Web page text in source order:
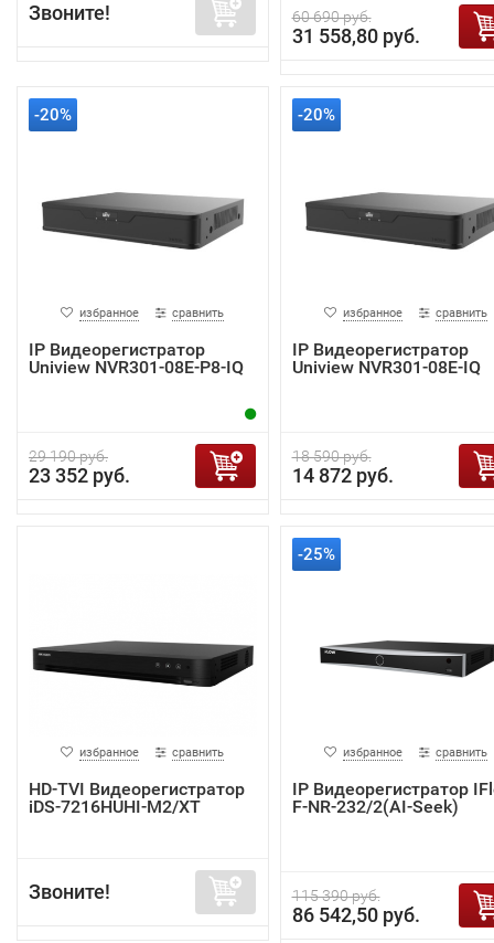
Звоните! 60 690 руб.
31 558,80 руб.
-20%
избранное сравнить
IP Видеорегистратор
Uniview NVR301-08E-P8-IQ
29 190 руб.
23 352 руб.
-20%
избранное сравнить
IP Видеорегистратор
Uniview NVR301-08E-IQ
18 590 руб.
14 872 руб.
избранное сравнить
HD-TVI Видеорегистратор
iDS-7216HUHI-M2/XT
Звоните!
-25%
избранное сравнить
IP Видеорегистратор
F-NR-232/2(AI-Seek)
115 390 руб.
86 542,50 руб.